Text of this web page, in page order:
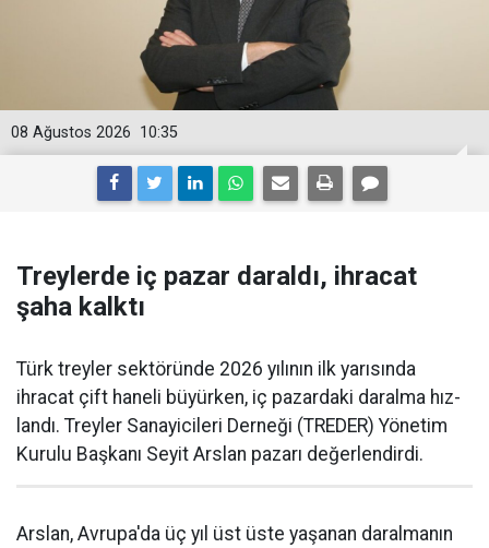
10:35
08 Ağustos 2026
Treylerde iç pazar daraldı, ihracat
şaha kalktı
Türk treyler sektöründe 2026 yılının ilk yarısın­da
ihracat çift haneli bü­yürken, iç pazardaki daralma hız­
landı. Treyler Sanayicileri Der­neği (TREDER) Yönetim
Kurulu Başkanı Seyit Arslan pazarı değerlendirdi.
Arslan, Avrupa'da üç yıl üst üste yaşanan daralma­nın